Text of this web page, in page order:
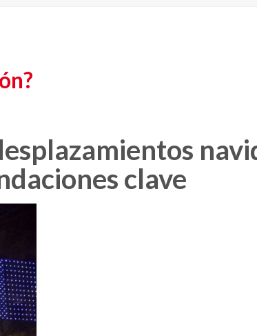
clave